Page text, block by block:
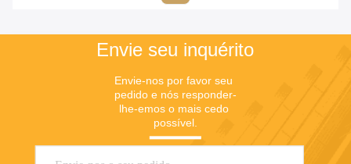
Envie seu inquérito
Envie-nos por favor seu
pedido e nós responder-
lhe-emos o mais cedo
possível.